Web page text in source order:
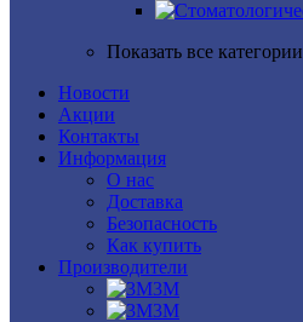
Показать все категории
Новости
Акции
Контакты
Информация
О нас
Доставка
Безопасность
Как купить
Производители
3M
3М